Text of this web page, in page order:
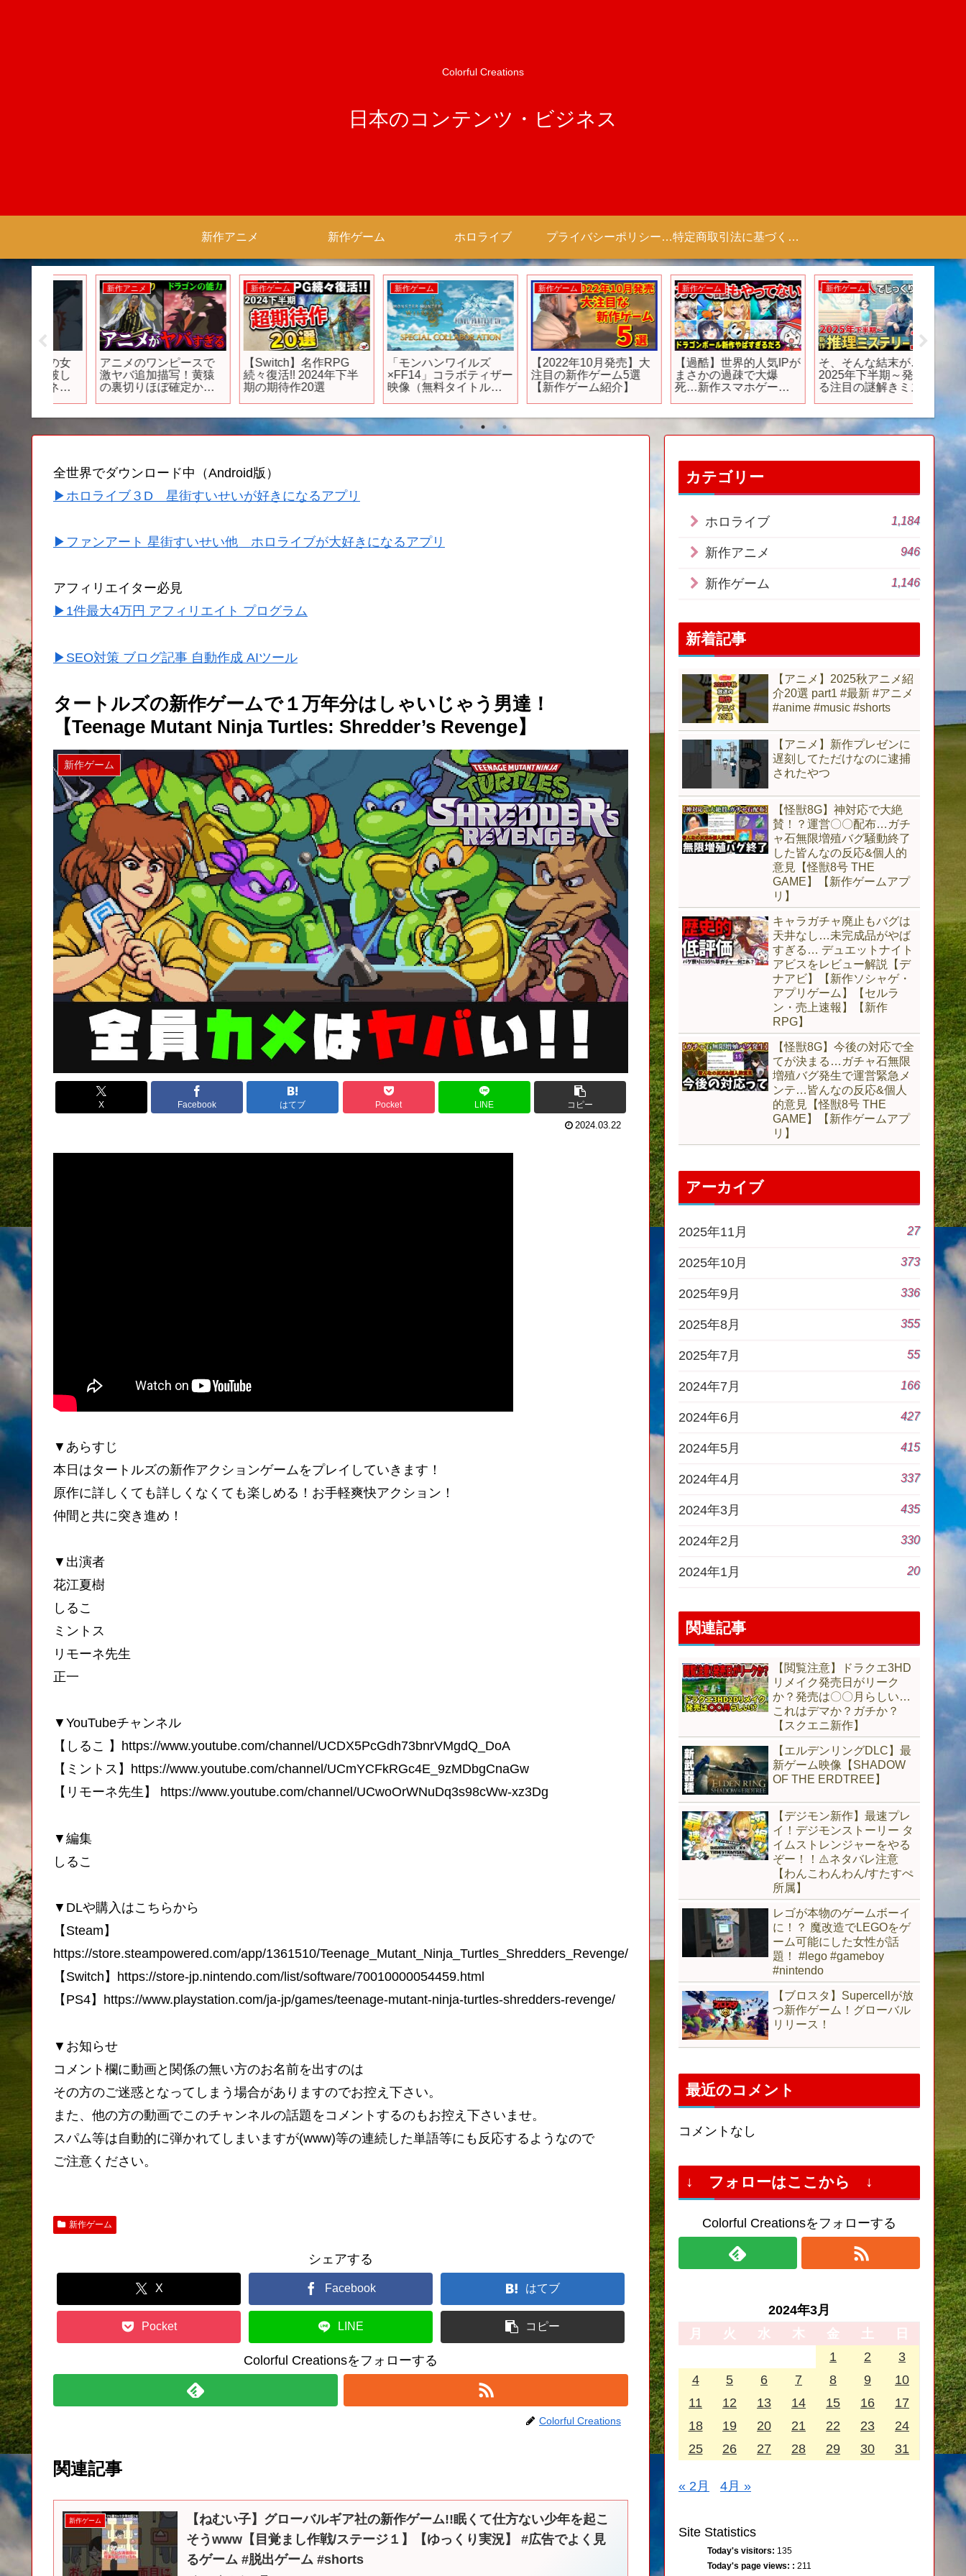
Colorful Creations
日本のコンテンツ・ビジネス
新作アニメ 新作ゲーム ホロライブ プライバシーポリシー 【Colorful Creation】 特定商取引法に基づく表記（商取引に関する開示）
新作アニメ
アニメのワンピースで
激ヤバ追加描写！黄猿
の裏切りほぼ確定か…
注意【 ONE PIECE 最
新話 アニワン 】
新作ゲーム
【Switch】名作RPG
続々復活!! 2024年下半
期の期待作20選
新作ゲーム
「モンハンワイルズ
×FF14」コラボティザー
映像（無料タイトルア
新作ゲーム
【2022年10月発売】大
注目の新作ゲーム5選
【新作ゲーム紹介】
新作ゲーム
【過酷】世界的人気IPが
まさかの過疎で大爆
死…新作スマホゲーム
【サービス終了】【セ
ルラン】【怪獣8G】
シンスクアドラ】【ア
ビスディア】
新作ゲーム
そ、そんな結末が…
2025年下半期～発売す
る注目の謎解きミステ
全世界でダウンロード中（Android版）
▶ホロライブ３D 星街すいせいが好きになるアプリ
▶ファンアート 星街すいせい他 ホロライブが大好きになるアプリ
アフィリエイター必見
▶1件最大4万円 アフィリエイト プログラム
▶SEO対策 ブログ記事 自動作成 AIツール
タートルズの新作ゲームで１万年分はしゃいじゃう男達！
【Teenage Mutant Ninja Turtles: Shredder’s Revenge】
新作ゲーム
X Facebook はてブ Pocket LINE コピー
2024.03.22
▼あらすじ
本日はタートルズの新作アクションゲームをプレイしていきます！
原作に詳しくても詳しくなくても楽しめる！お手軽爽快アクション！
仲間と共に突き進め！
▼出演者
花江夏樹
しるこ
ミントス
リモーネ先生
正一
▼YouTubeチャンネル
【しるこ 】https://www.youtube.com/channel/UCDX5PcGdh73bnrVMgdQ_DoA
【ミントス】https://www.youtube.com/channel/UCmYCFkRGc4E_9zMDbgCnaGw
【リモーネ先生】 https://www.youtube.com/channel/UCwoOrWNuDq3s98cWw-xz3Dg
▼編集
しるこ
▼DLや購入はこちらから
【Steam】
https://store.steampowered.com/app/1361510/Teenage_Mutant_Ninja_Turtles_Shredders_Revenge/
【Switch】https://store-jp.nintendo.com/list/software/70010000054459.html
【PS4】https://www.playstation.com/ja-jp/games/teenage-mutant-ninja-turtles-shredders-revenge/
▼お知らせ
コメント欄に動画と関係の無い方のお名前を出すのは
その方のご迷惑となってしまう場合がありますのでお控え下さい。
また、他の方の動画でこのチャンネルの話題をコメントするのもお控え下さいませ。
スパム等は自動的に弾かれてしまいますが(www)等の連続した単語等にも反応するようなので
ご注意ください。
新作ゲーム
シェアする
X Facebook はてブ
Pocket LINE コピー
Colorful Creationsをフォローする
Colorful Creations
関連記事
新作ゲーム
【ねむい子】グローバルギア社の新作ゲーム!!眠くて仕方ない少年を起こ
そうwww【目覚まし作戦/ステージ１】【ゆっくり実況】 #広告でよく見
るゲーム #脱出ゲーム #shorts
カテゴリー
ホロライブ 1,184
新作アニメ 946
新作ゲーム 1,146
新着記事
【アニメ】2025秋アニメ紹
介20選 part1 #最新 #アニメ
#anime #music #shorts
【アニメ】新作プレゼンに
遅刻してただけなのに逮捕
されたやつ
【怪獣8G】神対応で大絶
賛！？運営〇〇配布…ガチ
ャ石無限増殖バグ騒動終了
した皆んなの反応&個人的
意見【怪獣8号 THE
GAME】【新作ゲームアプ
リ】
キャラガチャ廃止もバグは
天井なし…未完成品がやば
すぎる… デュエットナイト
アビスをレビュー解説【デ
ナアビ】【新作ソシャゲ・
アプリゲーム】【セルラ
ン・売上速報】【新作
RPG】
【怪獣8G】今後の対応で全
てが決まる…ガチャ石無限
増殖バグ発生で運営緊急メ
ンテ…皆んなの反応&個人
的意見【怪獣8号 THE
GAME】【新作ゲームアプ
リ】
アーカイブ
2025年11月 27
2025年10月 373
2025年9月 336
2025年8月 355
2025年7月 55
2024年7月 166
2024年6月 427
2024年5月 415
2024年4月 337
2024年3月 435
2024年2月 330
2024年1月 20
関連記事
【閲覧注意】ドラクエ3HD
リメイク発売日がリーク
か？発売は〇〇月らしい…
これはデマか？ガチか？
【スクエニ新作】
【エルデンリングDLC】最
新ゲーム映像【SHADOW
OF THE ERDTREE】
【デジモン新作】最速プレ
イ！デジモンストーリー タ
イムストレンジャーをやる
ぞー！！⚠️ネタバレ注意
【わんこわんわん/すたすぺ
所属】
レゴが本物のゲームボーイ
に！？ 魔改造でLEGOをゲ
ーム可能にした女性が話
題！ #lego #gameboy
#nintendo
【ブロスタ】Supercellが放
つ新作ゲーム！グローバル
リリース！
最近のコメント
コメントなし
↓ フォローはここから ↓
Colorful Creationsをフォローする
2024年3月
月
火 水 木 金 土
日
1
2
3
4
5 6 7 8 9
10
11
12 13 14 15 16
17
18
19 20 21 22 23
24
25
26 27 28 29 30 31
« 2月 4月 »
Site Statistics
Today's visitors: 135
Today's page views: : 211